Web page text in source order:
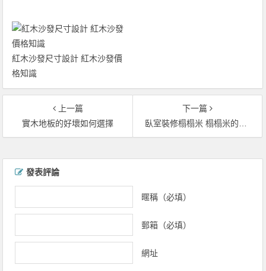
紅木沙發尺寸設計 紅木沙發價
格知識
上一篇
實木地板的好壞如何選擇
下一篇
臥室裝修榻榻米 榻榻米的裝修講究
發表評論
暱稱（必填）
郵箱（必填）
網址